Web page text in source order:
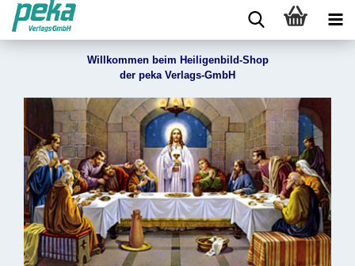
Willkommen beim Heiligenbild-Shop
der peka Verlags-GmbH